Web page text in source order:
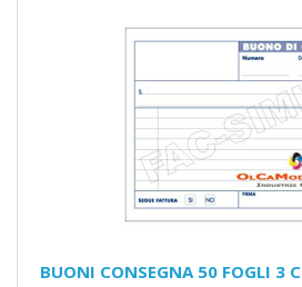
BUONI CONSEGNA 50 FOGLI 3